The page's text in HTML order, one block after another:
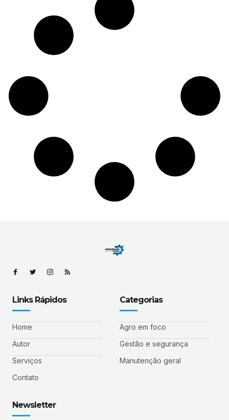
Links Rápidos
Home
Autor
Serviços
Contato
Categorias
Agro em foco
Gestão e segurança
Manutenção geral
Newsletter